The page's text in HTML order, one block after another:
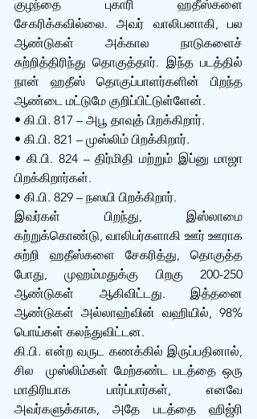
குழந்தை புகாரி ஹதீஸ்களை
சேகரிக்கவில்லை. அவர் வாலிபனாகி, பல
ஆண்டுகள் அக்கால நாடுகளைச்
சுற்றித்திரிந்து தொகுத்தார். இந்த படத்தில்
நான் ஹதீஸ் தொகுப்பாளர்களின் பிறந்த
ஆண்டை மட்டுமே குறிப்பிட்டுள்ளேன்.
• கி.பி. 817 – அபூ தாவுத் பிறக்கிறார்.
• கி.பி. 821 – முஸ்லிம் பிறக்கிறார்.
• கி.பி. 824 – திர்மிதி மற்றும் இப்னு மாஜா
பிறக்கிறார்கள்.
• கி.பி. 829 – நஸயி பிறக்கிறார்.
இவர்கள் பிறந்து, இஸ்லாமை
கற்றுக்கொண்டு, வாலிபர்களாகி ஊர் ஊராக
சுற்றி ஹதீஸ்களை சேகரித்து, தொகுத்த
போது, முஹம்மதுக்கு பிறகு 200-250
ஆண்டுகள் ஆகிவிட்டது. இத்தனை
ஆண்டுகள் அல்லாஹ்வின் வஹியில், 98%
பொய்கள் கலந்துவிட்டன.
கி.பி. என்ற வருட கணக்கில் இருப்பதினால்,
சில  முஸ்லிம்கள் மேற்கண்ட படத்தை ஒரு
மாதிரியாக பார்ப்பார்கள், எனவே
அவர்களுக்காக, அதே படத்தை ஹிஜ்ரி